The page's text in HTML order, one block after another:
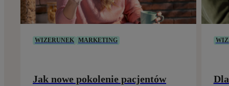
WIZERUNEK MARKETING
Jak nowe pokolenie pacjentów